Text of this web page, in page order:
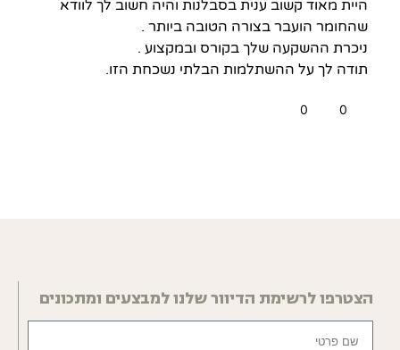
היית מאוד קשוב ענית בסבלנות והיה חשוב לך לוודא
שהחומר הועבר בצורה הטובה ביותר .
ניכרת ההשקעה שלך בקורס ובמקצוע .
תודה לך על ההשתלמות הבלתי נשכחת הזו.
0
0
הצטרפו לרשימת הדיוור שלנו למבצעים ומתכונים